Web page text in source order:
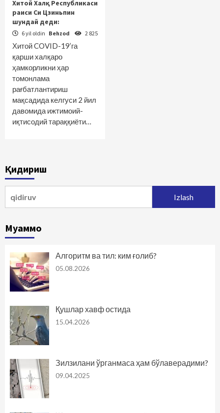
Хитой Халқ Республикаси
раиси Си Цзиньпин
шундай деди:
6 yil oldin Behzod 2 825
Хитой COVID-19’га
қарши халқаро
ҳамкорликни ҳар
томонлама
рағбатлантириш
мақсадида келгуси 2 йил
давомида ижтимоий-
иқтисодий тараққиёти…
Қидириш
Муаммо
Алгоритм ва тил: ким ғолиб?
05.08.2026
Қушлар хавф остида
15.04.2026
Зилзилани ўрганмаса ҳам бўлаверадими?
09.04.2025